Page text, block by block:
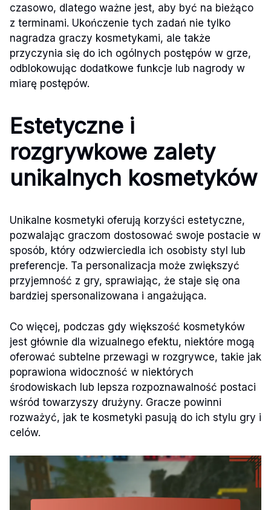
czasowo, dlatego ważne jest, aby być na bieżąco
z terminami. Ukończenie tych zadań nie tylko
nagradza graczy kosmetykami, ale także
przyczynia się do ich ogólnych postępów w grze,
odblokowując dodatkowe funkcje lub nagrody w
miarę postępów.
Estetyczne i
rozgrywkowe zalety
unikalnych kosmetyków
Unikalne kosmetyki oferują korzyści estetyczne,
pozwalając graczom dostosować swoje postacie w
sposób, który odzwierciedla ich osobisty styl lub
preferencje. Ta personalizacja może zwiększyć
przyjemność z gry, sprawiając, że staje się ona
bardziej spersonalizowana i angażująca.
Co więcej, podczas gdy większość kosmetyków
jest głównie dla wizualnego efektu, niektóre mogą
oferować subtelne przewagi w rozgrywce, takie jak
poprawiona widoczność w niektórych
środowiskach lub lepsza rozpoznawalność postaci
wśród towarzyszy drużyny. Gracze powinni
rozważyć, jak te kosmetyki pasują do ich stylu gry i
celów.